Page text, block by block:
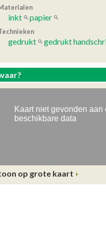
inkt papier
gedrukt gedrukt
op grote kaart